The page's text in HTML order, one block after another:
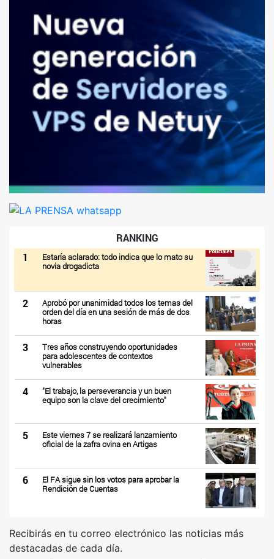
RANKING
1
Estaría aclarado: todo indica que lo mato su
novia drogadicta
2
Aprobó por unanimidad todos los temas del
orden del día en una sesión de más de dos
horas
3
Tres años construyendo oportunidades
para adolescentes de contextos
vulnerables
4
"El trabajo, la perseverancia y un buen
equipo son la clave del crecimiento"
5
Este viernes 7 se realizará lanzamiento
oficial de la zafra ovina en Artigas
6
El FA sigue sin los votos para aprobar la
Rendición de Cuentas
Recibirás en tu correo electrónico las noticias más
destacadas de cada día.